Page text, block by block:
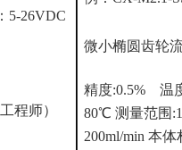
5-26VDC
程师）
微小椭圆齿轮
精度:0.5% 温
80℃ 测量范围
200ml/min 本体